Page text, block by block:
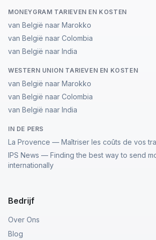
MONEYGRAM TARIEVEN EN KOSTEN
van België naar Marokko
van België naar Colombia
van België naar India
WESTERN UNION TARIEVEN EN KOSTEN
van België naar Marokko
van België naar Colombia
van België naar India
IN DE PERS
La Provence — Maîtriser les coûts de vos
IPS News — Finding the best way to send
internationally
Bedrijf
Over Ons
Blog